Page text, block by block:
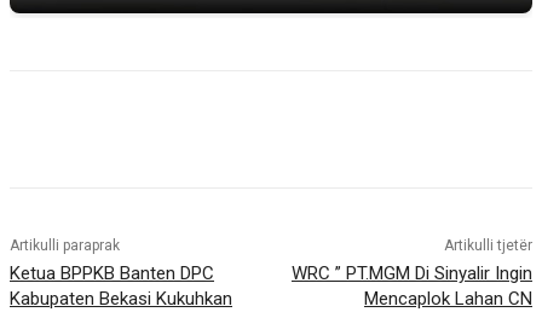
Artikulli paraprak
Ketua BPPKB Banten DPC
Kabupaten Bekasi Kukuhkan
Artikulli tjetër
WRC ” PT.MGM Di Sinyalir Ingin
Mencaplok Lahan CN